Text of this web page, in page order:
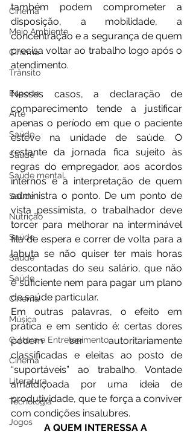
Cinema
Meio Ambiente
Cinema
Trânsito
Esporte
Arte
Saúde
Saúde
Saúde mental
Saúde
Nutrição
Saúde
Saúde
Saúde
Cinema
Música
Cultura e Entretenimento
Cinema
Literatura
Tecnologia
Jogos
também podem comprometer a
disposição, a mobilidade, a
concentração e a segurança de quem
precisa voltar ao trabalho logo após o
atendimento.
Nesses casos, a declaração de
comparecimento tende a justificar
apenas o período em que o paciente
esteve na unidade de saúde. O
restante da jornada fica sujeito às
regras do empregador, aos acordos
internos e à interpretação de quem
administra o ponto. De um ponto de
vista pessimista, o trabalhador deve
torcer para melhorar na interminável
fila de espera e correr de volta para a
labuta se não quiser ter mais horas
descontadas do seu salário, que não
é suficiente nem para pagar um plano
de saúde particular.
Em outras palavras, o efeito em
prática e em sentido é: certas dores
podem ser autoritariamente
classificadas e eleitas ao posto de
“suportáveis” ao trabalho. Vontade
amaldiçoada por uma ideia de
produtividade, que te força a conviver
com condições insalubres.
A QUEM INTERESSA A